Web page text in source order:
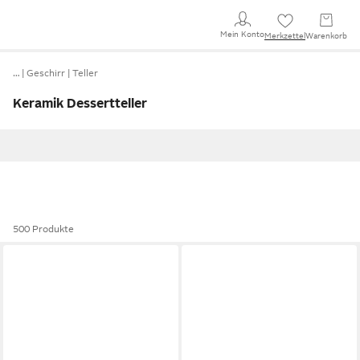
Mein KontoMerkzettel Warenkorb
… Geschirr Teller
Keramik Dessertteller
500 Produkte